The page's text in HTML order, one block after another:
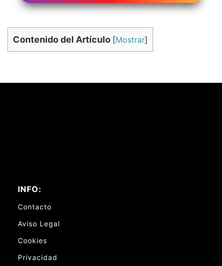
Contenido del Artículo [Mostrar]
INFO:
Contacto
Aviso Legal
Cookies
Privacidad